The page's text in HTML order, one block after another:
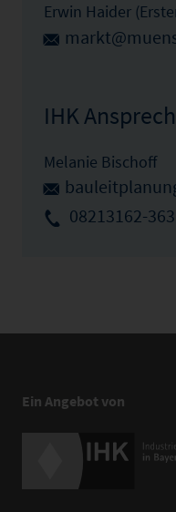
Erwin Haider
IHK
Melanie Bischoff
08213162-363
Ein Angebot von